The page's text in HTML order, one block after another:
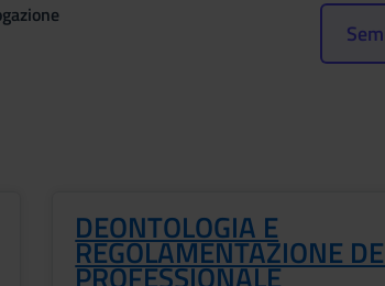
DEONTOLOGIA E
REGOLAMENTAZIONE